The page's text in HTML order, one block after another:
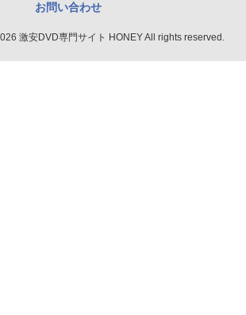
お問い合わせ
激安DVD専門サイト HONEY All rights reserved.